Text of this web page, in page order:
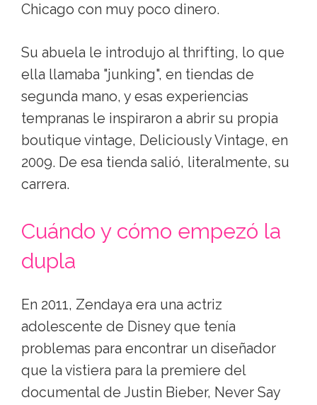
Chicago con muy poco dinero.
Su abuela le introdujo al thrifting, lo que
ella llamaba "junking", en tiendas de
segunda mano, y esas experiencias
tempranas le inspiraron a abrir su propia
boutique vintage, Deliciously Vintage, en
2009. De esa tienda salió, literalmente, su
carrera.
Cuándo y cómo empezó la
dupla
En 2011, Zendaya era una actriz
adolescente de Disney que tenía
problemas para encontrar un diseñador
que la vistiera para la premiere del
documental de Justin Bieber, Never Say